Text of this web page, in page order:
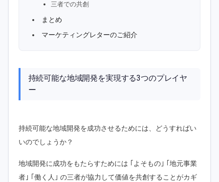
三者での共創
まとめ
マーケティングレターのご紹介
持続可能な地域開発を実現する3つのプレイヤ
ー
持続可能な地域開発を成功させるためには、どうすればい
いのでしょうか？
地域開発に成功をもたらすためには ｢よそもの｣ ｢地元事業
者｣ ｢働く人｣ の三者が協力して価値を共創することがカギ